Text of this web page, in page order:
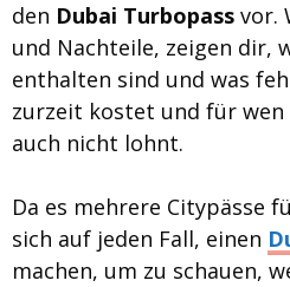
den Dubai Turbopass vor.
und Nachteile, zeigen dir,
enthalten sind und was
zurzeit kostet und für
auch nicht lohnt.
Da es mehrere Citypässe
sich auf jeden Fall, einen
machen, um zu schauen,